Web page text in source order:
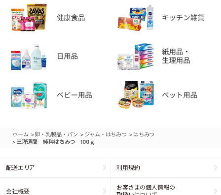
ホーム >卵・乳製品・パン > ジャム・はちみつ > はちみつ
> 三洋通商 純粋はちみつ 100ｇ
配送エリア 利用規約
会社概要
お客さまの個人情報の